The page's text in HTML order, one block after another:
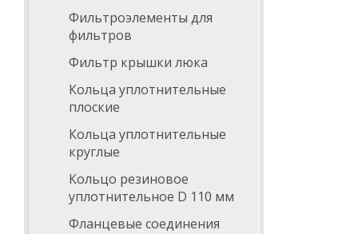
Фильтроэлементы для
фильтров
Фильтр крышки люка
Кольца уплотнительные
плоские
Кольца уплотнительные
круглые
Кольцо резиновое
уплотнительное D 110 мм
Фланцевые соединения